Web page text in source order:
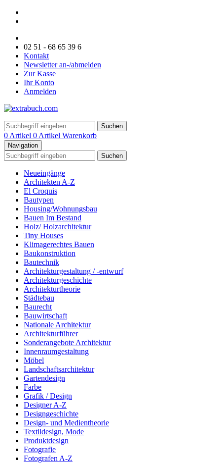
02 51 - 68 65 39 6
Kontakt
Newsletter an-/abmelden
Zur Kasse
Ihr Konto
Anmelden
Suchen
0 Artikel 0 Artikel Warenkorb
Navigation
Suchen
Neueingänge
Architekten A-Z
El Croquis
Bautypen
Housing/Wohnungsbau
Bauen Im Bestand
Holz/ Holzarchitektur
Tiny Houses
Klimagerechtes Bauen
Baukonstruktion
Bautechnik
Architekturgestaltung / -entwurf
Architekturgeschichte
Architekturtheorie
Städtebau
Baurecht
Bauwirtschaft
Nationale Architektur
Architekturführer
Sonderangebote Architektur
Innenraumgestaltung
Möbel
Landschaftsarchitektur
Gartendesign
Farbe
Grafik / Design
Designer A-Z
Designgeschichte
Design- und Medientheorie
Textildesign, Mode
Produktdesign
Fotografie
Fotografen A-Z